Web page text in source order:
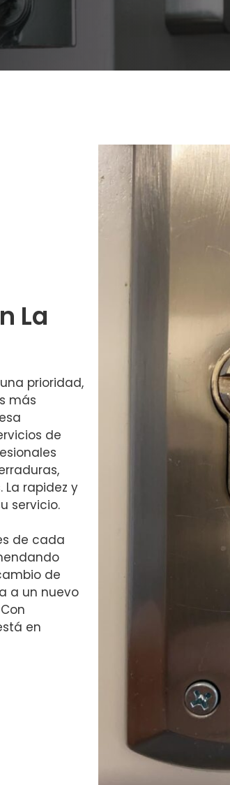
La
prioridad,
más
de
rapidez y
servicio.
de cada
de
a un nuevo
en